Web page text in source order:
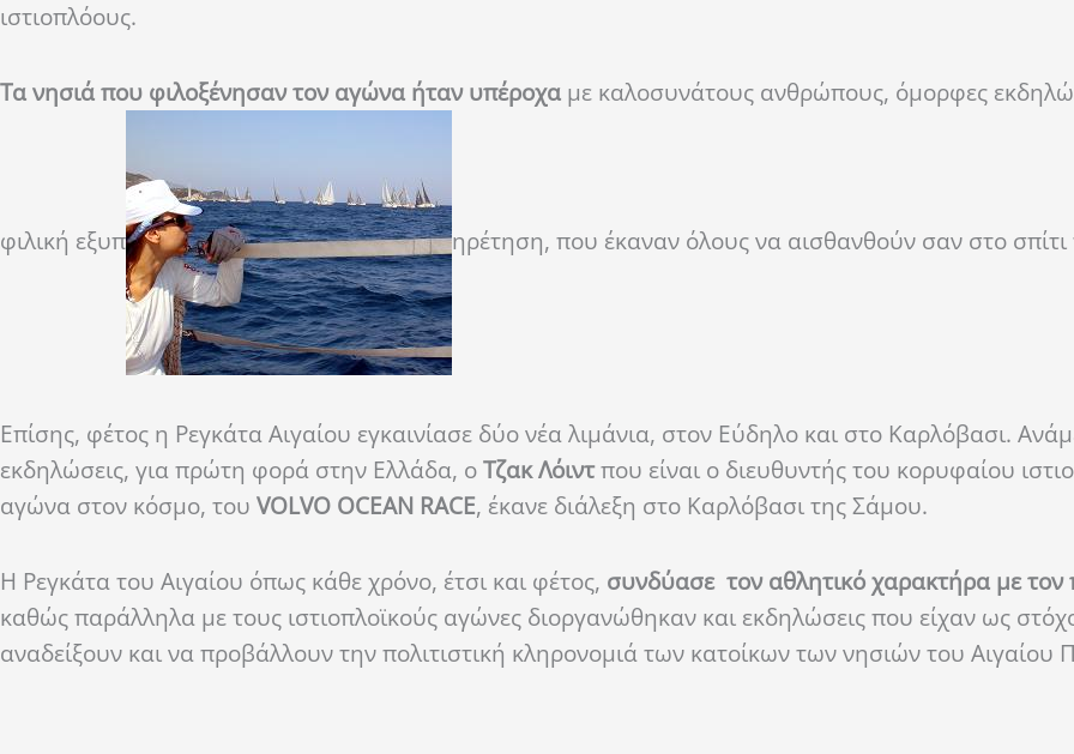
ιστιοπλόους.
Τα νησιά που φιλοξένησαν τον αγώνα ήταν υπέροχα με καλοσυνάτους ανθρώπους, όμορφες
φιλική εξυπ ηρέτηση, που έκαναν όλους να αισθανθούν σαν στο σπίτι
Επίσης, φέτος η Ρεγκάτα Αιγαίου εγκαινίασε δύο νέα λιμάνια, στον Εύδηλο και στο Καρλόβασι.
εκδηλώσεις, για πρώτη φορά στην Ελλάδα, οΤζακ Λόιντπου είναι ο διευθυντής του κορυφαίου
αγώνα στον κόσμο, του VOLVO OCEAN RACE, έκανε διάλεξη στο Καρλόβασι της Σάμου.
Η Ρεγκάτα του Αιγαίου όπως κάθε χρόνο, έτσι και φέτος, συνδύασε τον αθλητικό χαρακτήρα με τον
καθώς παράλληλα με τους ιστιοπλοϊκούς αγώνες διοργανώθηκαν και εκδηλώσεις που είχαν ως
αναδείξουν και να προβάλλουν την πολιτιστική κληρονομιά των κατοίκων των νησιών του Αιγαίου